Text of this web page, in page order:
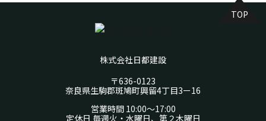
TOP
株式会社日都建設
〒636-0123
奈良県生駒郡斑鳩町興留4丁目3ー16
営業時間 10:00～17:00
定休日 毎週火・水曜日、第２木曜日